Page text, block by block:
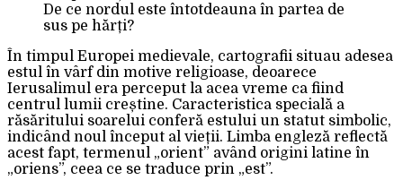
De ce nordul este întotdeauna în partea de
sus pe hărți?
În timpul Europei medievale, cartografii situau adesea
estul în vârf din motive religioase, deoarece
Ierusalimul era perceput la acea vreme ca fiind
centrul lumii creștine. Caracteristica specială a
răsăritului soarelui conferă estului un statut simbolic,
indicând noul început al vieții. Limba engleză reflectă
acest fapt, termenul „orient” având origini latine în
„oriens”, ceea ce se traduce prin „est”.